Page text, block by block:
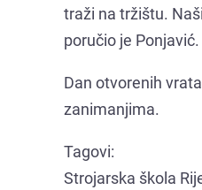
traži na tržištu.
poručio je Ponjavić.
Dan otvorenih
zanimanjima.
Tagovi:
Strojarska škola